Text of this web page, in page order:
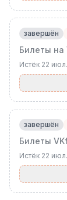
завершён
Билеты на
Истёк 22 июл.
завершён
Билеты
Истёк 22 июл.